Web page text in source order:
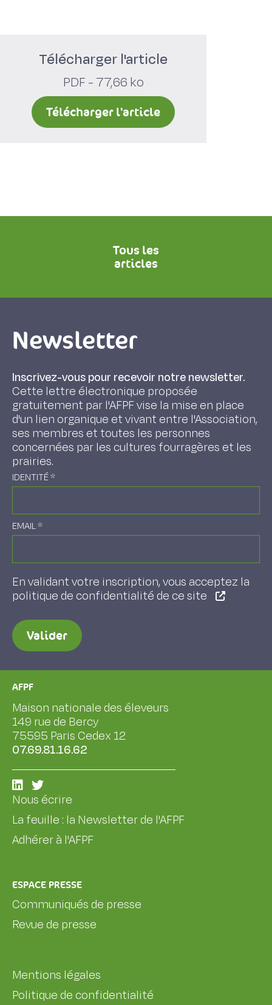
Télécharger l'article
PDF - 77,66 ko
Télécharger l'article
Tous les
articles
Newsletter
Inscrivez-vous pour recevoir notre newsletter.
Cette lettre électronique proposée
gratuitement par l'AFPF vise la mise en place
d'un lien organique et vivant entre l'Association,
ses membres et toutes les personnes
concernées par les cultures fourragères et les
prairies.
IDENTITÉ*
EMAIL*
En validant votre inscription, vous acceptez la
politique de confidentialité de ce site
Valider
AFPF
Maison nationale des éleveurs
149 rue de Bercy
75595 Paris Cedex 12
07.69.81.16.62
Nous écrire
La feuille : la Newsletter de l'AFPF
Adhérer à l'AFPF
ESPACE PRESSE
Communiqués de presse
Revue de presse
Mentions légales
Politique de confidentialité